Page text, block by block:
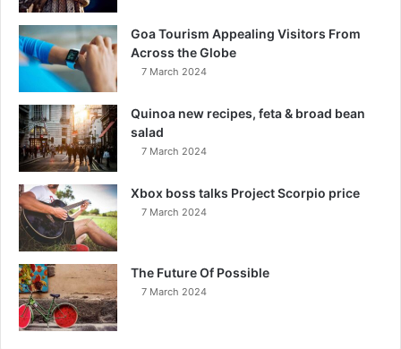
Goa Tourism Appealing Visitors From
Across the Globe
7 March 2024
Quinoa new recipes, feta & broad bean
salad
7 March 2024
Xbox boss talks Project Scorpio price
7 March 2024
The Future Of Possible
7 March 2024